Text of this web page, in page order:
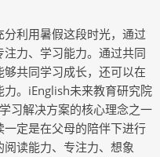
利用暑假这段时光，通过
力、学习能力。通过共同
共同学习成长，还可以在
。iEnglish未来教育研究院
习解决方案的核心理念之一
定是在父母的陪伴下进行
读能力、专注力、想象